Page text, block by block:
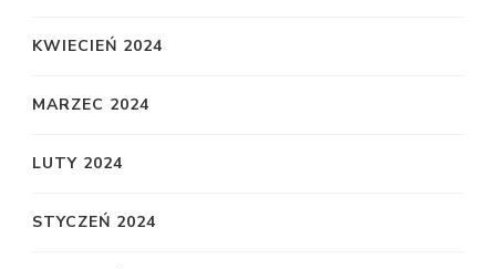
KWIECIEŃ 2024
MARZEC 2024
LUTY 2024
STYCZEŃ 2024